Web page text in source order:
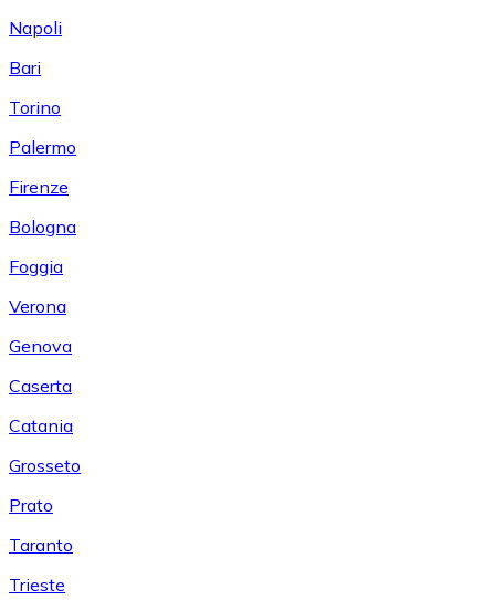
Napoli
Bari
Torino
Palermo
Firenze
Bologna
Foggia
Verona
Genova
Caserta
Catania
Grosseto
Prato
Taranto
Trieste